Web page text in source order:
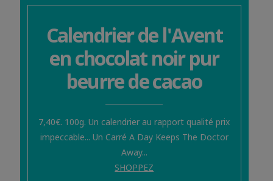
Calendrier de l'Avent
en chocolat noir pur
beurre de cacao
7,40€. 100g. Un calendrier au rapport qualité prix
impeccable... Un Carré A Day Keeps The Doctor
Away...
SHOPPEZ